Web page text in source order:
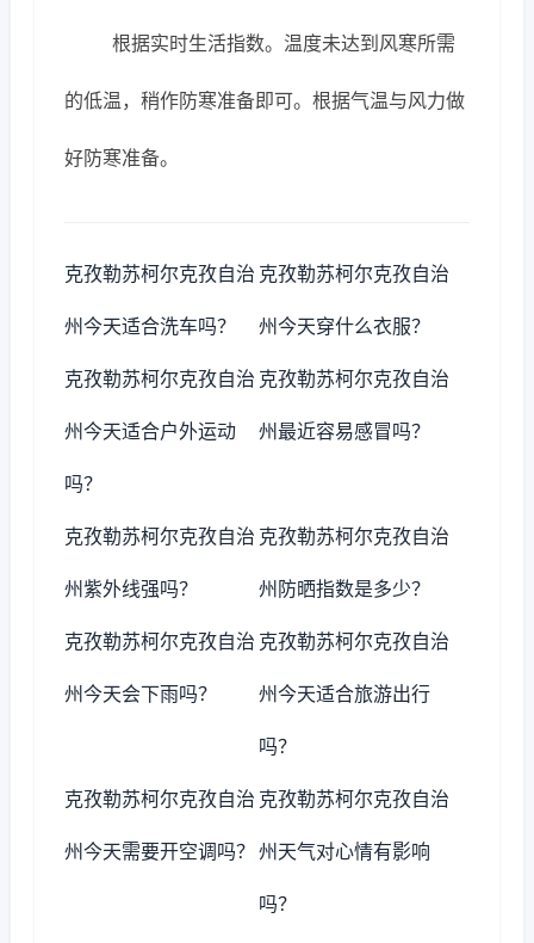
根据实时生活指数。温度未达到风寒所需
的低温，稍作防寒准备即可。根据气温与风力做
好防寒准备。
克孜勒苏柯尔克孜自治
州今天适合洗车吗？
克孜勒苏柯尔克孜自治
州今天穿什么衣服？
克孜勒苏柯尔克孜自治
州今天适合户外运动
吗？
克孜勒苏柯尔克孜自治
州最近容易感冒吗？
克孜勒苏柯尔克孜自治
州紫外线强吗？
克孜勒苏柯尔克孜自治
州防晒指数是多少？
克孜勒苏柯尔克孜自治
州今天会下雨吗？
克孜勒苏柯尔克孜自治
州今天适合旅游出行
吗？
克孜勒苏柯尔克孜自治
州今天需要开空调吗？
克孜勒苏柯尔克孜自治
州天气对心情有影响
吗？